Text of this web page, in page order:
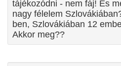
tájékozódni - nem fáj! És
nagy félelem
ben, Szlovákiában 12
Akkor meg??